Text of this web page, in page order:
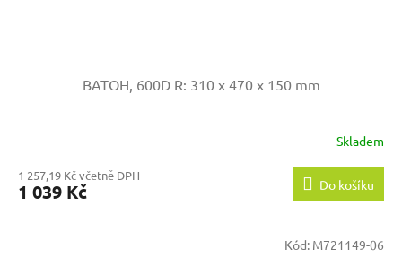
BATOH, 600D R: 310 x 470 x 150 mm
Skladem
1 257,19 Kč včetně DPH
1 039 Kč Do košíku
Kód: M721149-06